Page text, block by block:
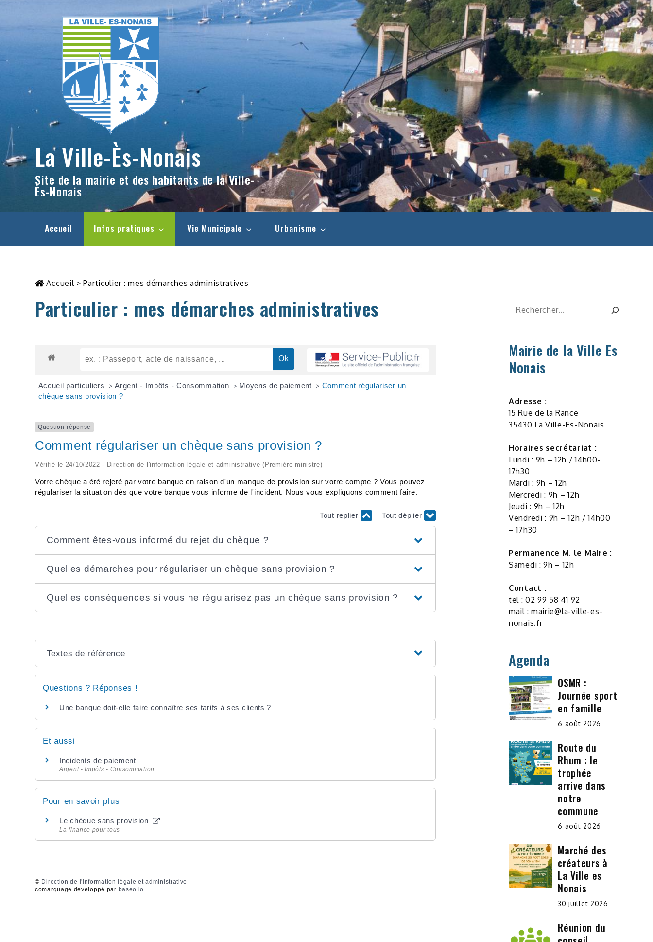
La Ville-Ès-Nonais
Site de la mairie et des habitants de la Ville-
Ès-Nonais
Accueil Infos pratiques Vie Municipale Urbanisme
Accueil >Particulier : mes démarches administratives
Particulier : mes démarches administratives
Accueil particuliers > Argent - Impôts - Consommation > Moyens de paiement > Comment régulariser un
chèque sans provision ?
Question-réponse
Comment régulariser un chèque sans provision ?
Vérifié le 24/10/2022 - Direction de l'information légale et administrative (Première ministre)
Votre chèque a été rejeté par votre banque en raison d'un manque de provision sur votre compte ? Vous pouvez
régulariser la situation dès que votre banque vous informe de l'incident. Nous vous expliquons comment faire.
Tout replier Tout déplier
Comment êtes-vous informé du rejet du chèque ?
Quelles démarches pour régulariser un chèque sans provision ?
Quelles conséquences si vous ne régularisez pas un chèque sans provision ?
Textes de référence
Questions ? Réponses !
Une banque doit-elle faire connaître ses tarifs à ses clients ?
Et aussi
Incidents de paiement
Argent - Impôts - Consommation
Pour en savoir plus
Le chèque sans provision
La finance pour tous
© Direction de l'information légale et administrative
comarquage developpé par baseo.io
Rechercher
Mairie de la Ville Es
Nonais
Adresse :
15 Rue de la Rance
35430 La Ville-Ès-Nonais
Horaires secrétariat :
Lundi : 9h – 12h / 14h00-
17h30
Mardi : 9h – 12h
Mercredi : 9h – 12h
Jeudi : 9h – 12h
Vendredi : 9h – 12h / 14h00
– 17h30
Permanence M. le Maire :
Samedi : 9h – 12h
Contact :
tel : 02 99 58 41 92
mail : mairie@la-ville-es-
nonais.fr
Agenda
OSMR :
Journée sport
en famille
6 août 2026
Route du
Rhum : le
trophée
arrive dans
notre
commune
6 août 2026
Marché des
créateurs à
La Ville es
Nonais
30 juillet 2026
Réunion du